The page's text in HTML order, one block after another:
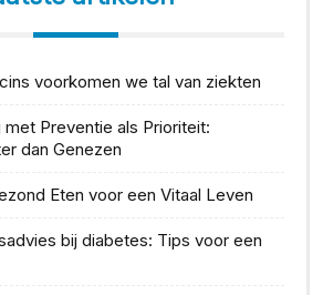
voorkomen we tal van ziekten
Preventie als Prioriteit:
dan Genezen
Eten voor een Vitaal Leven
bij diabetes: Tips voor een